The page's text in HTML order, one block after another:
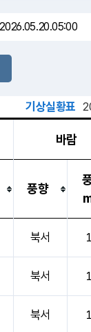
장호원
기상실황표
바람
풍향
북서
북서
북서